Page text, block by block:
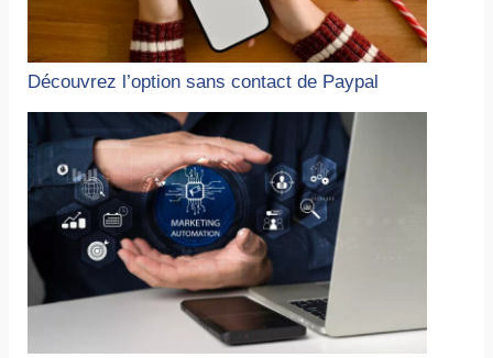
Découvrez l’option sans contact de Paypal